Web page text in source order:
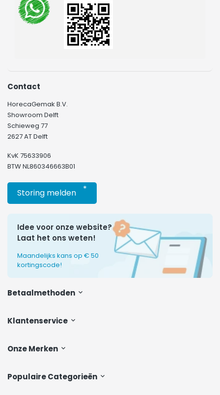
Klantenservice
Onze Merken
Populaire Categorieën
Contact
HorecaGemak B.V.
Showroom Delft
Schieweg 77
2627 AT Delft
KvK 75633906
BTW NL860346663B01
Storing melden *
Idee voor onze website?
Laat het ons weten!
Maandelijks kans op € 50
kortingscode!
Betaalmethoden